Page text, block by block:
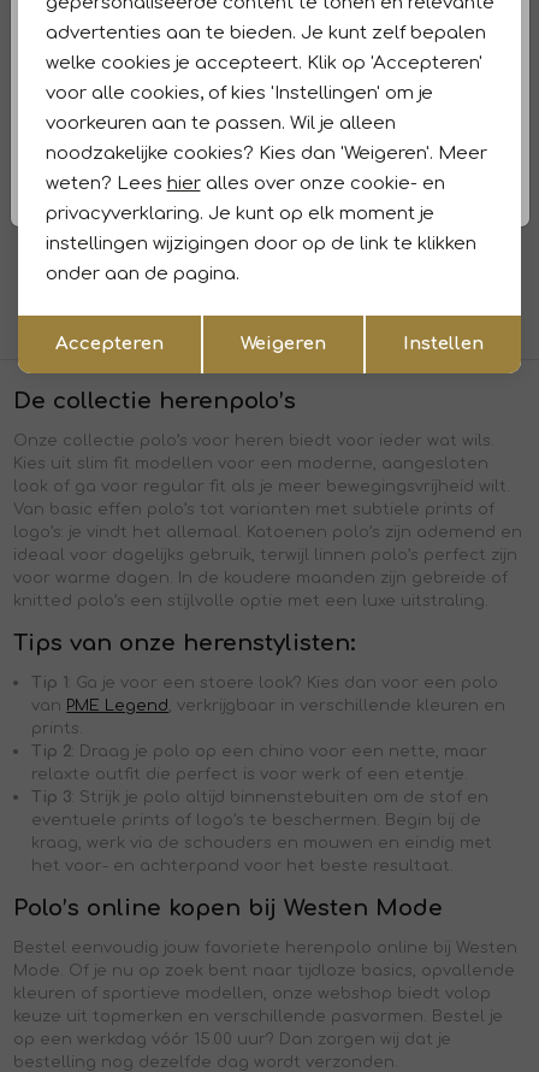
62,97 89,95 90,97 129,95
/2
PME Legend
Short sleeve polo printed fine piq 3191 Cloud pink
69,99
1/2
PME Legend
55,99 79,99
1 2 3 4 5
De collectie herenpolo’s
Onze collectie polo’s voor heren biedt voor ieder wat wils.
Kies uit slim fit modellen voor een moderne, aangesloten
look of ga voor regular fit als je meer bewegingsvrijheid wilt.
Van basic effen polo’s tot varianten met subtiele prints of
logo’s: je vindt het allemaal. Katoenen polo’s zijn ademend en
ideaal voor dagelijks gebruik, terwijl linnen polo’s perfect zijn
voor warme dagen. In de koudere maanden zijn gebreide of
knitted polo’s een stijlvolle optie met een luxe uitstraling.
Tips van onze herenstylisten:
Tip 1 : Ga je voor een stoere look? Kies dan voor een polo
van PME Legend , verkrijgbaar in verschillende kleuren en
prints.
Tip 2 : Draag je polo op een chino voor een nette, maar
relaxte outfit die perfect is voor werk of een etentje.
Tip 3 : Strijk je polo altijd binnenstebuiten om de stof en
eventuele prints of logo’s te beschermen. Begin bij de
kraag, werk via de schouders en mouwen en eindig met
het voor- en achterpand voor het beste resultaat.
Polo’s online kopen bij Westen Mode
Bestel eenvoudig jouw favoriete herenpolo online bij Westen
Mode. Of je nu op zoek bent naar tijdloze basics, opvallende
kleuren of sportieve modellen, onze webshop biedt volop
keuze uit topmerken en verschillende pasvormen. Bestel je
op een werkdag vóór 15.00 uur? Dan zorgen wij dat je
bestelling nog dezelfde dag wordt verzonden.
Opslaan
advertenties aan te bieden. Je kunt zelf bepalen
welke cookies je accepteert. Klik op 'Accepteren'
voor alle cookies, of kies 'Instellingen' om je
voorkeuren aan te passen. Wil je alleen
noodzakelijke cookies? Kies dan 'Weigeren'. Meer
weten? Lees hieralles over onze cookie- en
privacyverklaring. Je kunt op elk moment je
instellingen wijzigingen door op de link te klikken
onder aan de pagina.
Accepteren Weigeren Instellen